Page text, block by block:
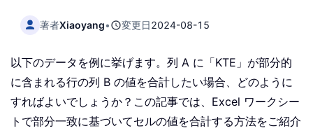
著者Xiaoyang• 変更日2024-08-15
以下のデータを例に挙げます。列 A に「KTE」が部分的
に含まれる行の列 B の値を合計したい場合、どのように
すればよいでしょうか？この記事では、Excel ワークシー
トで部分一致に基づいてセルの値を合計する方法をご紹介